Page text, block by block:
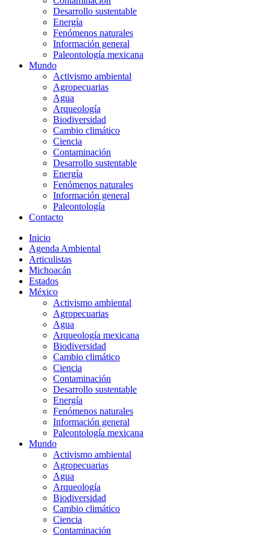
Desarrollo sustentable
Energía
Fenómenos naturales
Información general
Paleontología mexicana
Mundo
Activismo ambiental
Agropecuarias
Agua
Arqueología
Biodiversidad
Cambio climático
Ciencia
Contaminación
Desarrollo sustentable
Energía
Fenómenos naturales
Información general
Paleontología
Contacto
Inicio
Agenda Ambiental
Articulistas
Michoacán
Estados
México
Activismo ambiental
Agropecuarias
Agua
Arqueología mexicana
Biodiversidad
Cambio climático
Ciencia
Contaminación
Desarrollo sustentable
Energía
Fenómenos naturales
Información general
Paleontología mexicana
Mundo
Activismo ambiental
Agropecuarias
Agua
Arqueología
Biodiversidad
Cambio climático
Ciencia
Contaminación